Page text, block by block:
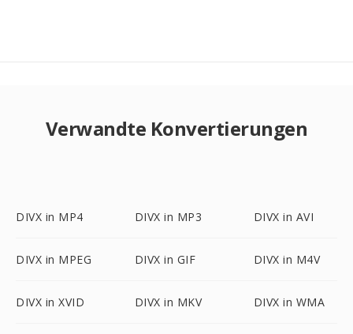
Verwandte Konvertierungen
DIVX in MP4 DIVX in MP3 DIVX in AVI
DIVX in MPEG DIVX in GIF DIVX in M4V
DIVX in XVID DIVX in MKV DIVX in WMA